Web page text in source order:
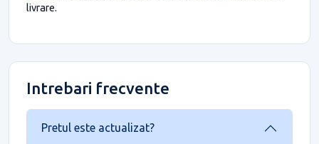
livrare.
Intrebari frecvente
Pretul este actualizat?